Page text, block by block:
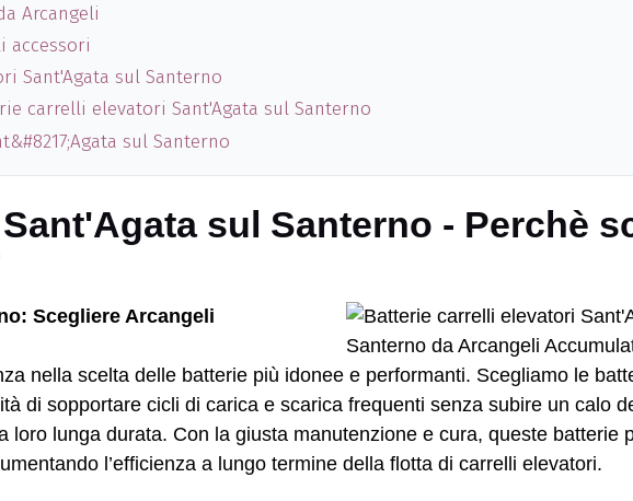
Arcangeli
accessori
Sant'Agata sul Santerno
carrelli elevatori Sant'Agata sul Santerno
sul Santerno
sul Santerno - Perchè
Scegliere Arcangeli
nella scelta delle batterie più idonee e performanti. Scegliamo le
di sopportare cicli di carica e scarica frequenti senza subire un calo
loro lunga durata. Con la giusta manutenzione e cura, queste batterie
l’efficienza a lungo termine della flotta di carrelli elevatori.